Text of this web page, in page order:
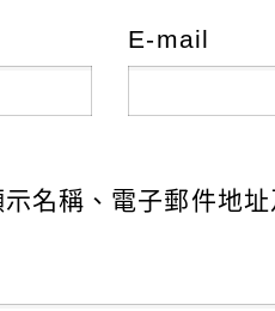
E-mail
示名稱、電子郵件地